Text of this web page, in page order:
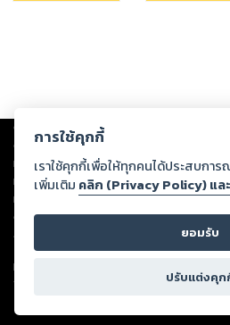
Copyright © 2026
ต่อผลงานหรือเนื้อหาใดที่อัปโหลดผ่านเว็บไซต์แ
ทรัพย์สินทางปัญญาของบุคคลอื่นหรือขัดต่อกฎ
ทุกท่านโปรดใช้วิจารณญาณในการกลั่นกรองด้
หนึ่งส่วนใดขัดต่อกฎหมายและศีลธรรม กรุณาแ
ดำเนินการในทันที ทั้งนี้ ทางสตอรี่ล็อกขอสง
ลิขสิทธิ์ พ.ศ. 2537 (ฉบับล่าสุด)
For support: member@ookbee.com
Version
การใช้คุกกี้
เราใช้คุกกี้เพื่อให้ทุกคนได้ประสบกา
เพิ่มเติม คลิก (Privacy Policy) แ
ยอมรับ
ปรับแต่งคุก